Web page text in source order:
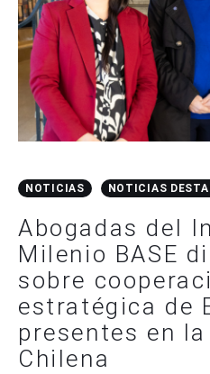
NOTICIAS NOTICIAS
Abogadas del
Milenio BASE
sobre
estratégica de
presentes en
Chilena